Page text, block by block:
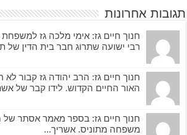
תגובות אחרונות
חנוך חיים גז: אימי מלכה גז
רבי ישועה שתרוג חבר בית הדין של
חנוך חיים גז: הרב יהודה גז קבור לא
האור החיים הקדוש. לידו קבר של
חנוך חיים גז: בספר מאמר אסתר של
משפחה מתוניס. אשריך...